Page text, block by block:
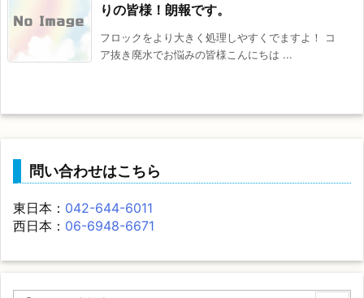
りの皆様！朗報です。
フロックをより大きく処理しやすくでますよ！ コ
ア抜き廃水でお悩みの皆様こんにちは ...
問い合わせはこちら
東日本： 042-644-6011
西日本： 06-6948-6671